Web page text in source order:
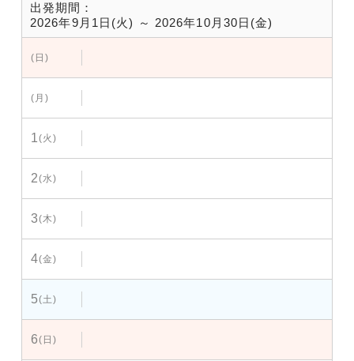
出発期間：
2026年9月1日(火) ～ 2026年10月30日(金)
(日)
(月)
1(火)
2(水)
3(木)
4(金)
5(土)
6(日)